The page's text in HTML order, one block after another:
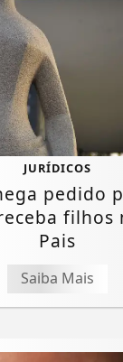
JURÍDICOS
pedido
filhos
Pais
Saiba Mais